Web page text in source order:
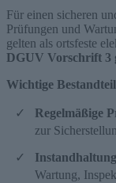
Für einen sicheren
Prüfungen und
gelten als ortsfeste
DGUV Vorschrift 3
Wichtige
Regelmäßige
zur
Wartung,